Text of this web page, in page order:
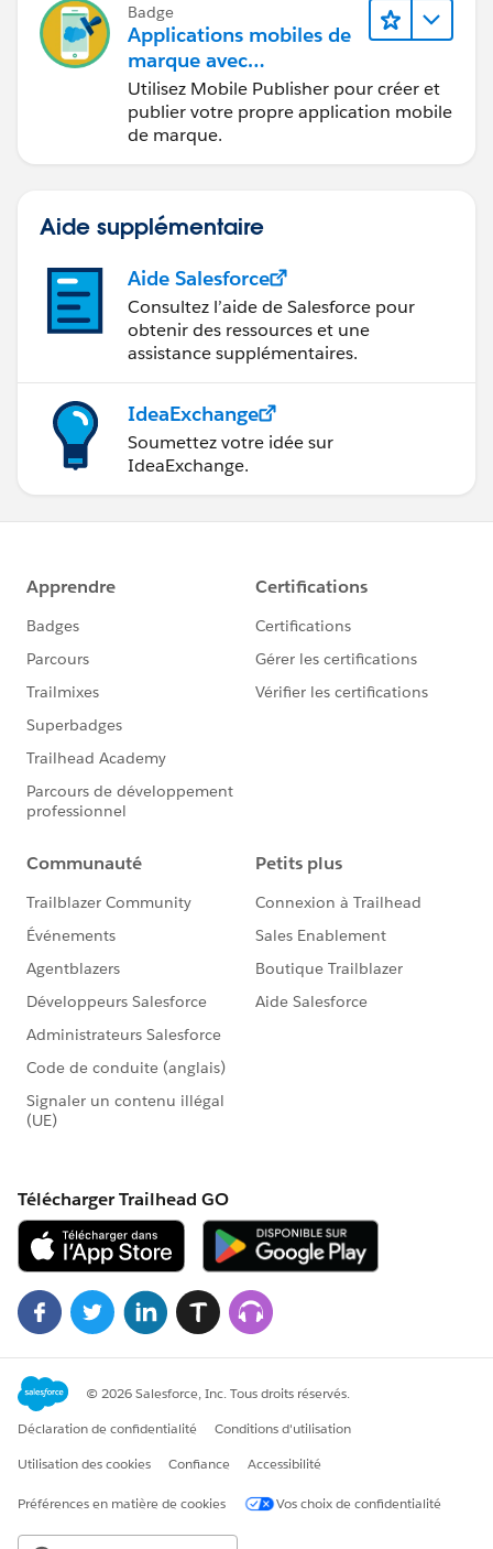
Badge
Applications mobiles de
marque avec
Mobile Publisher
Utilisez Mobile Publisher pour créer et
publier votre propre application mobile
de marque.
Aide supplémentaire
Aide Salesforce
Consultez l’aide de Salesforce pour
obtenir des ressources et une
assistance supplémentaires.
IdeaExchange
Soumettez votre idée sur
IdeaExchange.